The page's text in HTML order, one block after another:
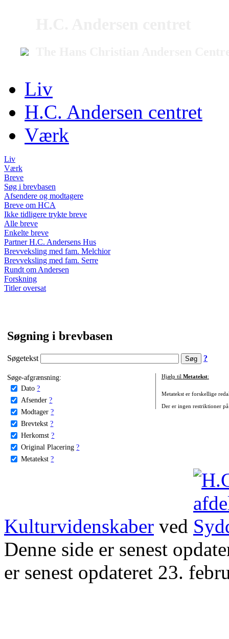
Liv
H.C. Andersen centret
Værk
Liv
Værk
Breve
Søg i brevbasen
Afsendere og modtagere
Breve om HCA
Ikke tidligere trykte breve
Alle breve
Enkelte breve
Partner H.C. Andersens Hus
Brevveksling med fam. Melchior
Brevveksling med fam. Serre
Rundt om Andersen
Forskning
Titler oversat
Søgning i brevbasen
Søgetekst ?
Søge-afgrænsning:
Dato ?
Afsender ?
Modtager ?
Brevtekst ?
Herkomst ?
Original Placering ?
Metatekst ?
Hjælp til Metatekst:
Metatekst er forskellige
Der er ingen restriktioner
Kulturvidenskaber ved
Denne side er senest
er senest opdateret 23.